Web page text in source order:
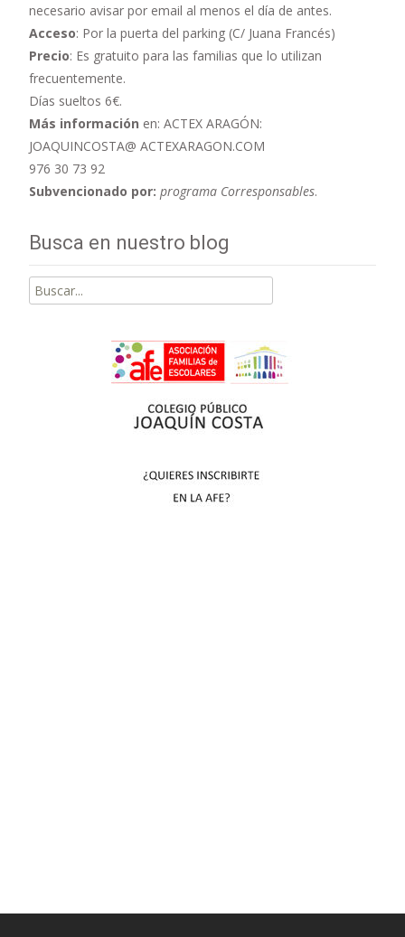
necesario avisar por email al menos el día de antes.
Acceso: Por la puerta del parking (C/ Juana Francés)
Precio: Es gratuito para las familias que lo utilizan
frecuentemente.
Días sueltos 6€.
Más información en: ACTEX ARAGÓN:
JOAQUINCOSTA@ ACTEXARAGON.COM
976 30 73 92
Subvencionado por: programa Corresponsables.
Busca en nuestro blog
Buscar
por: